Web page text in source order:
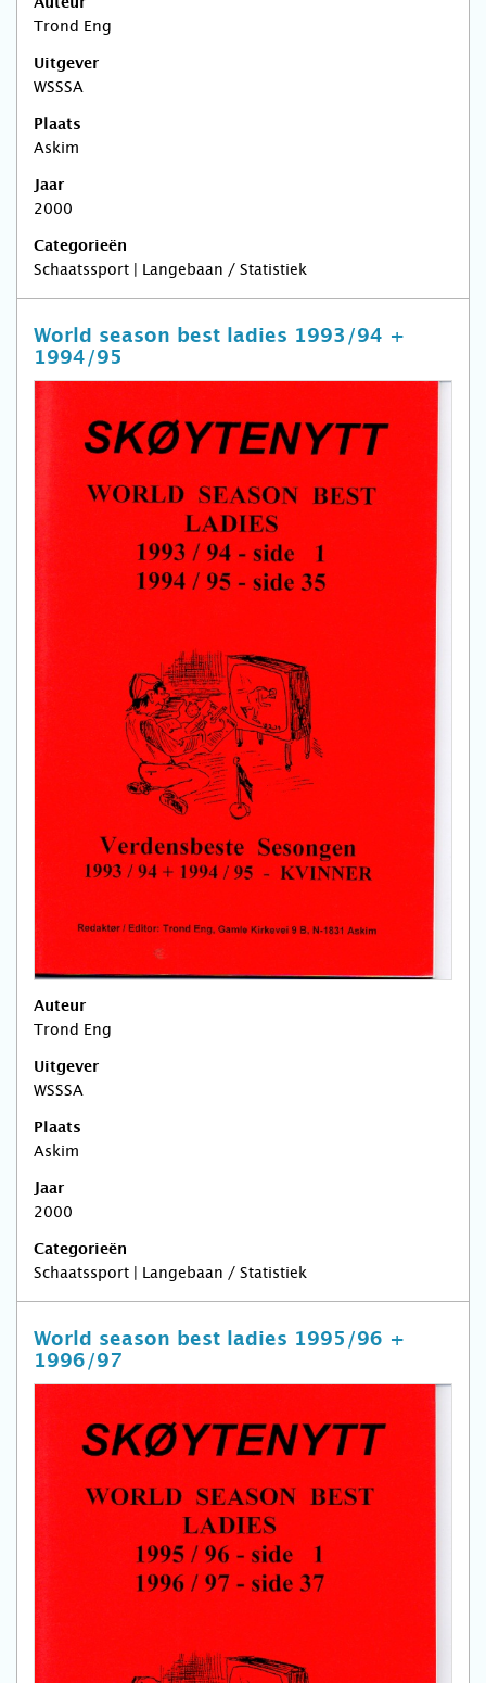
Auteur
Trond Eng
Uitgever
WSSSA
Plaats
Askim
Jaar
2000
Categorieën
Schaatssport | Langebaan / Statistiek
World season best ladies 1993/94 +
1994/95
Auteur
Trond Eng
Uitgever
WSSSA
Plaats
Askim
Jaar
2000
Categorieën
Schaatssport | Langebaan / Statistiek
World season best ladies 1995/96 +
1996/97